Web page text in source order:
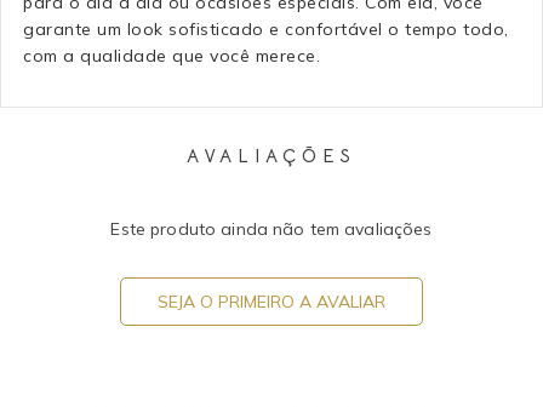
garante um look sofisticado e confortável o tempo todo,
com a qualidade que você merece.
AVALIAÇÕES
Este produto ainda não tem avaliações
SEJA O PRIMEIRO A AVALIAR